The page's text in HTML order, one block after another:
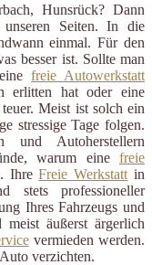
Hunsrück? Dann
Seiten. In die
einmal. Für den
besser ist. Sollte man
freie Autowerkstatt
erlitten hat oder eine
Meist ist solch ein
stressige Tage folgen.
und Autoherstellern
warum eine freie
IhreFreie Werkstatt in
stets professioneller
Ihres Fahrzeugs und
meist äußerst ärgerlich
vermieden werden.
verzichten.